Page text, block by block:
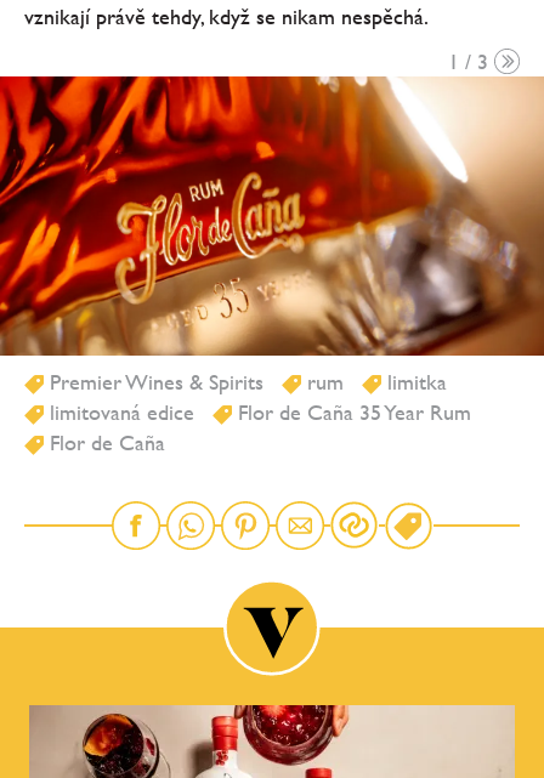
vznikají právě tehdy, když se nikam nespěchá.
1 / 3
Premier Wines & Spirits rum
limitka
limitovaná edice
Flor de Caña 35 Year Rum
Flor de Caña